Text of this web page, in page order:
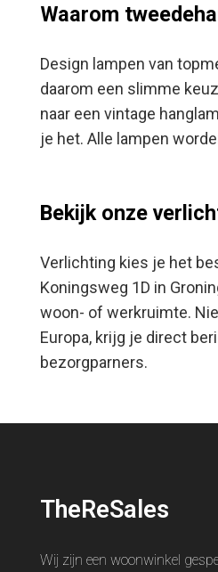
Waarom
Design lampen van
daarom een slimme
naar een vintage
je het. Alle lampen
Bekijk onze
Verlichting kies je het
Koningsweg 1D in
woon- of werkruimte.
Europa, krijg je direct
bezorgparners.
TheReSales
Wij zijn een woonwinkel